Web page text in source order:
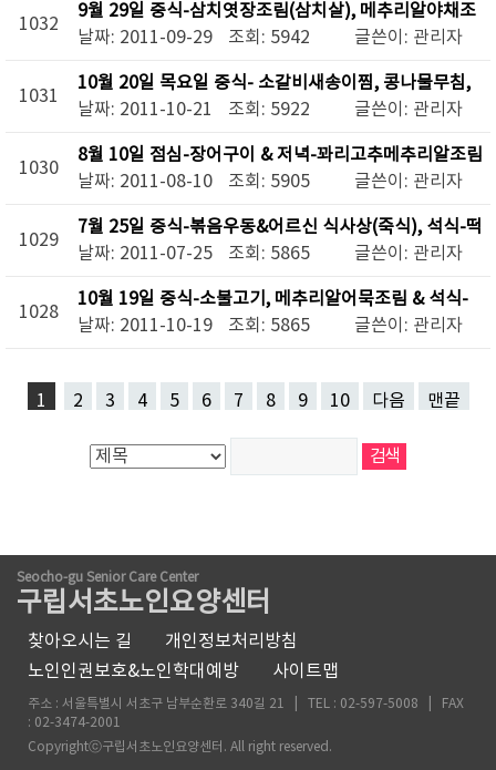
1032
9월 29일 중식-삼치엿장조림(삼치살), 메추리알야채조
림 & 석식-소갈비찜,파래무무침;연하(치아)보조식
날짜: 2011-09-29 조회: 5942 글쓴이: 관리자
1031
10월 20일 목요일 중식- 소갈비새송이찜, 콩나물무침,
수삼오이무침, 야채죽 & 소고기홍합조림(직원식)
날짜: 2011-10-21 조회: 5922 글쓴이: 관리자
1030
8월 10일 점심-장어구이 & 저녁-꽈리고추메추리알조림
(직원식), 새우찜, 가지볶음(치아보조식)
날짜: 2011-08-10 조회: 5905 글쓴이: 관리자
1029
7월 25일 중식-볶음우동&어르신 식사상(죽식), 석식-떡
갈비구이,마늘쫑소채볶음, 닭밤조림
날짜: 2011-07-25 조회: 5865 글쓴이: 관리자
1028
10월 19일 중식-소불고기, 메추리알어묵조림 & 석식-
등갈비찜, 고추잎무침, 김말이튀김
날짜: 2011-10-19 조회: 5865 글쓴이: 관리자
1 2 3 4 5 6 7 8 9 10 다음 맨끝
Seocho-gu Senior Care Center
구립서초노인요양센터
찾아오시는 길
개인정보처리방침
노인인권보호&노인학대예방
사이트맵
주소 : 서울특별시 서초구 남부순환로 340길 21 | TEL : 02-597-5008 | FAX
: 02-3474-2001
Copyrightⓒ구립서초노인요양센터. All right reserved.